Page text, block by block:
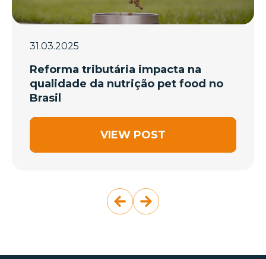
31.03.2025
Reforma tributária impacta na
qualidade da nutrição pet food no
Brasil
VIEW POST